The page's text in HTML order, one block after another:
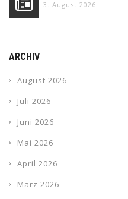
3. August 2026
ARCHIV
August 2026
Juli 2026
Juni 2026
Mai 2026
April 2026
März 2026